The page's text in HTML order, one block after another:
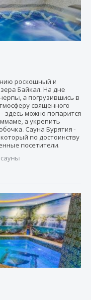
роскошный и
Байкал. На дне
а погрузившись в
священного
здесь можно попарится
а укрепить
Сауна Бурятия -
по достоинству
посетители.